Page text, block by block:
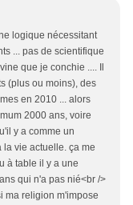
logique nécessitant
... pas de scientifique
que je conchie .... Il
(plus ou moins), des
en 2010 ... alors
2000 ans, voire
y a comme un
vie actuelle. ça me
à table il y a une
qui n'a pas nié<br />
ma religion m'impose